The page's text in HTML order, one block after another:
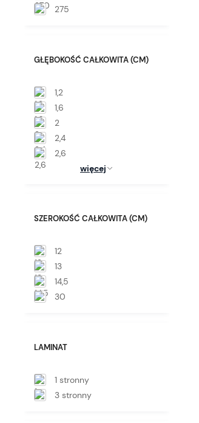
275
GŁĘBOKOŚĆ CAŁKOWITA (CM)
1,2
1,6
2
2,4
2,6
więcej
SZEROKOŚĆ CAŁKOWITA (CM)
12
13
14,5
30
LAMINAT
1 stronny
3 stronny